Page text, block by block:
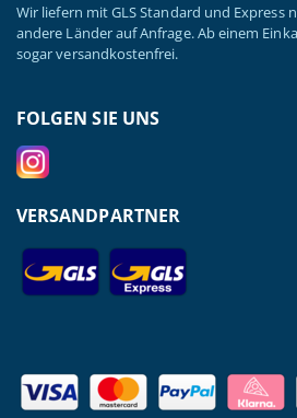
Wir liefern mit GLS Standard und Express
andere Länder auf Anfrage. Ab einem
sogar versandkostenfrei.
FOLGEN SIE UNS
VERSANDPARTNER